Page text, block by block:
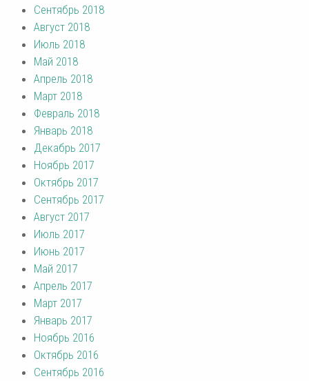
Сентябрь 2018
Август 2018
Июль 2018
Май 2018
Апрель 2018
Март 2018
Февраль 2018
Январь 2018
Декабрь 2017
Ноябрь 2017
Октябрь 2017
Сентябрь 2017
Август 2017
Июль 2017
Июнь 2017
Май 2017
Апрель 2017
Март 2017
Январь 2017
Ноябрь 2016
Октябрь 2016
Сентябрь 2016